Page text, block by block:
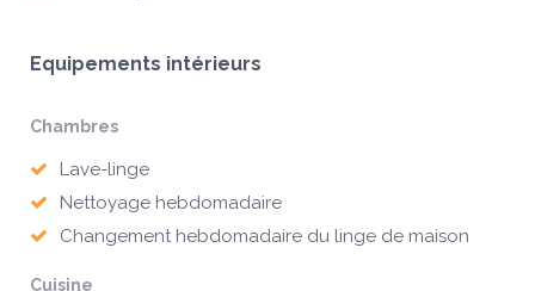
Equipements intérieurs
Chambres
Lave-linge
Nettoyage hebdomadaire
Changement hebdomadaire du linge de maison
Cuisine